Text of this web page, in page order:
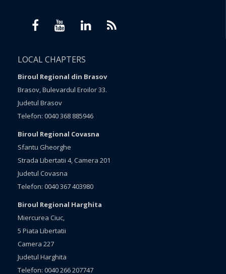
LOCAL CHAPTERS
Biroul Regional din Brasov
Brasov, Bulevardul Eroilor 33.
Judetul Brasov
Telefon: 0040 368 885946
Biroul Regional Covasna
Sfantu Gheorghe
Strada Libertatii 4, Camera 201
Judetul Covasna
Telefon: 0040 367 403980
Biroul Regional Harghita
Miercurea Ciuc,
5 Piata Libertatii
Camera 227
Judetul Harghita
Telefon: 0040 266 207747